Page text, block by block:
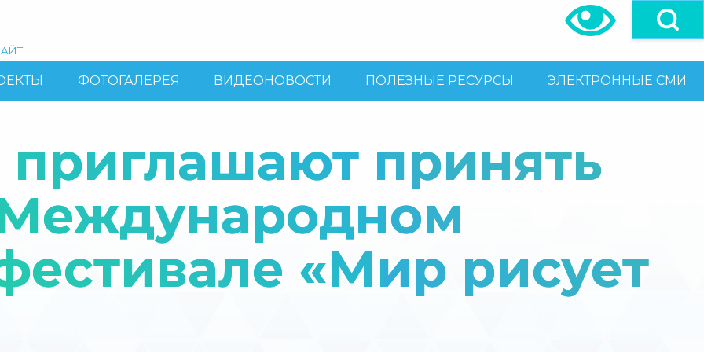
ФОТОГАЛЕРЕЯ ВИДЕОНОВОСТИ ПОЛЕЗНЫЕ РЕСУРСЫ ЭЛЕКТРОННЫЕ СМИ
принять
Международном
«Мир рисует